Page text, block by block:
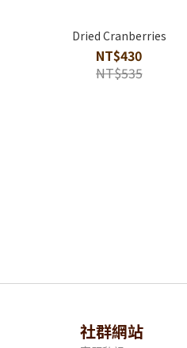
Dried Cranberries
NT$430
NT$535
社群網站